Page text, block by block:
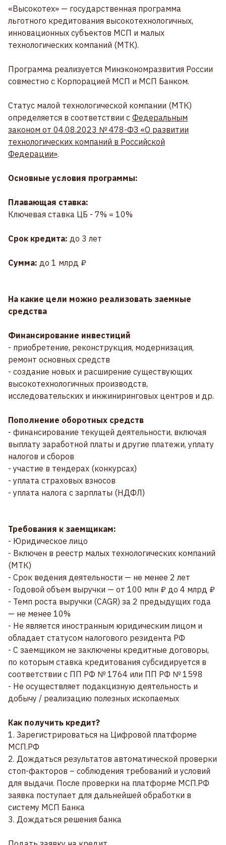
«Высокотех» — государственная программа
льготного кредитования высокотехнологичных,
инновационных субъектов МСП и малых
технологических компаний (МТК).
Программа реализуется Минэкономразвития России
совместно с Корпорацией МСП и МСП Банком.
Статус малой технологической компании (МТК)
определяется в соответствии с Федеральным
законом от 04.08.2023 № 478-ФЗ «О развитии
технологических компаний в Российской
Федерации».
Основные условия программы:
Плавающая ставка:
Ключевая ставка ЦБ - 7% = 10%
Срок кредита: до 3 лет
Сумма: до 1 млрд ₽
На какие цели можно реализовать заемные
средства
Финансирование инвестиций
- приобретение, реконструкция, модернизация,
ремонт основных средств
- создание новых и расширение существующих
высокотехнологичных производств,
исследовательских и инжиниринговых центров и др.
Пополнение оборотных средств
- финансирование текущей деятельности, включая
выплату заработной платы и другие платежи, уплату
налогов и сборов
- участие в тендерах (конкурсах)
- уплата страховых взносов
- уплата налога с зарплаты (НДФЛ)
Требования к заемщикам:
- Юридическое лицо
- Включен в реестр малых технологических компаний
(МТК)
- Срок ведения деятельности — не менее 2 лет
- Годовой объем выручки — от 100 млн ₽ до 4 млрд ₽
- Темп роста выручки (CAGR) за 2 предыдущих года
— не менее 10%
- Не является иностранным юридическим лицом и
обладает статусом налогового резидента РФ
- С заемщиком не заключены кредитные договоры,
по которым ставка кредитования субсидируется в
соответствии с ПП РФ № 1764 или ПП РФ № 1598
- Не осуществляет подакцизную деятельность и
добычу / реализацию полезных ископаемых
Как получить кредит?
1. Зарегистрироваться на Цифровой платформе
МСП.РФ
2. Дождаться результатов автоматической проверки
стоп-факторов – соблюдения требований и условий
для выдачи. После проверки на платформе МСП.РФ
заявка поступает для дальнейшей обработки в
систему МСП Банка
3. Дождаться решения банка